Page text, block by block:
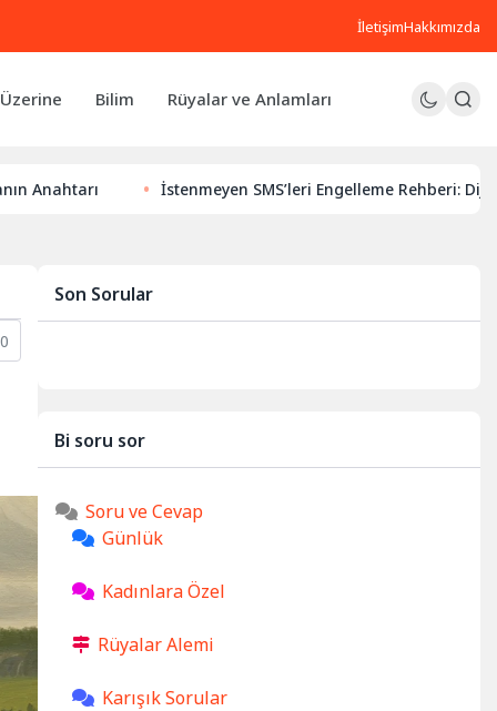
İletişimHakkımızda
Bilim Rüyalar ve Anlamları
İstenmeyen SMS’leri Engelleme Rehberi: Dijital
Son Sorular
Bi soru sor
Soru ve Cevap
Günlük
Kadınlara Özel
Rüyalar Alemi
Karışık Sorular